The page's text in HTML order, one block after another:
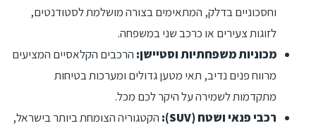
וחסכוניים בדלק, המתאימים בצורה מושלמת לסטודנטים,
לזוגות צעירים או כרכב שני במשפחה.
מכוניות משפחתיות וסטיישן: הרכבים הקלאסיים המציעים
מרווח פנים נדיב, תאי מטען גדולים ומערכות בטיחות
מתקדמות לשמירה על היקר לכם מכל.
רכבי פנאי ושטח (SUV):
הקטגוריה הצומחת ביותר בישראל,